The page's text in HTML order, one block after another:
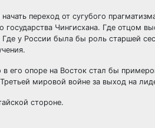
переход от сугубого
государства Чингисхана. Где отцом
у России была бы роль старшей
его опоре на Восток стал бы
мировой войне за выход на
стороне.